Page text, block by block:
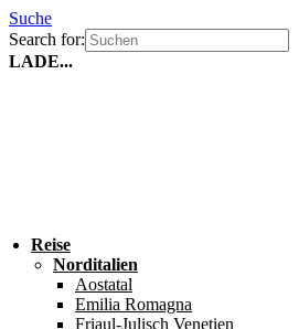
Suche
Search for:
LADE...
Reise
Norditalien
Aostatal
Emilia Romagna
Friaul-Julisch Venetien